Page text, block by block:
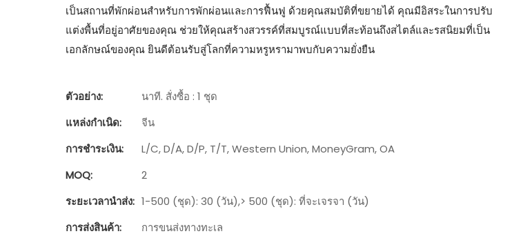
เป็นสถานที่พักผ่อนสำหรับการพักผ่อนและการฟื้นฟู ด้วยคุณสมบัติที่ขยายได้ คุณมีอิสระในการปรับ
แต่งพื้นที่อยู่อาศัยของคุณ ช่วยให้คุณสร้างสวรรค์ที่สมบูรณ์แบบที่สะท้อนถึงสไตล์และรสนิยมที่เป็น
เอกลักษณ์ของคุณ ยินดีต้อนรับสู่โลกที่ความหรูหรามาพบกับความยั่งยืน
ตัวอย่าง:
นาที. สั่งซื้อ : 1 ชุด
แหล่งกำเนิด:
จีน
การชำระเงิน:
L/C, D/A, D/P, T/T, Western Union, MoneyGram, OA
MOQ:
2
ระยะเวลานำส่ง: 1-500 (ชุด): 30 (วัน),> 500 (ชุด): ที่จะเจรจา (วัน)
การส่งสินค้า:
การขนส่งทางทะเล